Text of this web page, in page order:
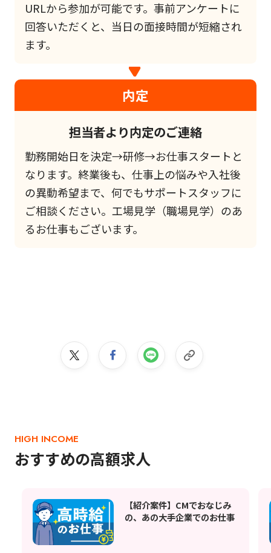
URLから参加が可能です。事前アンケートに
回答いただくと、当日の面接時間が短縮され
ます。
内定
担当者より内定のご連絡
勤務開始日を決定→研修→お仕事スタートと
なります。終業後も、仕事上の悩みや入社後
の異動希望まで、何でもサポートスタッフに
ご相談ください。工場見学（職場見学）のあ
るお仕事もございます。
HIGH INCOME
おすすめの高額求人
【紹介案件】CMでおなじみ
の、あの大手企業でのお仕事